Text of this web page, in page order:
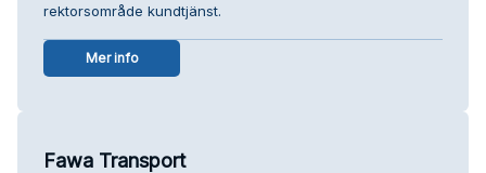
rektorsområde kundtjänst.
Mer info
Fawa Transport